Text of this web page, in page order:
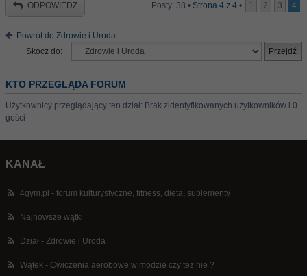
ODPOWIEDZ Posty: 38 • Strona 4 z 4 • 1 2 3 4
Powrót do Zdrowie i Uroda
Skocz do:
KTO PRZEGLĄDA FORUM
Użytkownicy przeglądający ten dział: Brak zidentyfikowanych użytkowników i 0
gości
KANAŁ
4gym.pl - forum kulturystyczne, fitness, dieta, suplementy
Najnowsze wątki
Dział - Zdrowie i Uroda
Wątek - Cwiczenia aerobowe w modzie czy tez nie ?